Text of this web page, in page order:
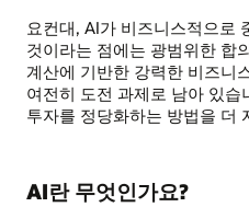
요컨대, AI가 비즈니스적으로
것이라는 점에는 광범위한 합
계산에 기반한 강력한 비즈니
여전히 도전 과제로 남아 있
투자를 정당화하는 방법을 더
AI란 무엇인가요?